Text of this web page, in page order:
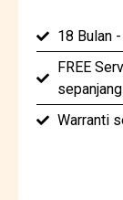
18 Bulan
FREE
Warranti